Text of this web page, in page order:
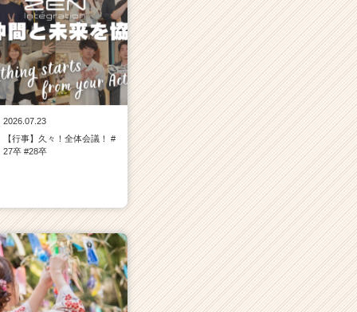
2026.07.23
【行事】久々！全体会議！ #
27卒 #28卒